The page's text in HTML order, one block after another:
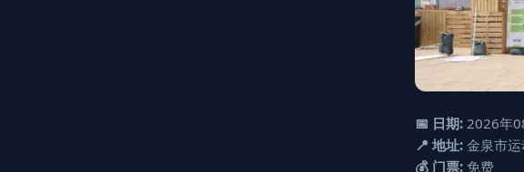
📅 日期: 2026年
📍 地址: 金泉市
💰 门票: 免费